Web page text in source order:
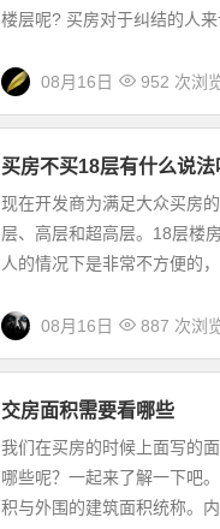
楼层呢? 买房对于纠结的人来
08月16日 952 次浏
买房不买18层有什么说法
现在开发商为满足大众买房
层、高层和超高层。18层楼
人的情况下是非常不方便的，
08月16日 887 次浏
交房面积需要看哪些
我们在买房的时候上面写的
哪些呢？一起来了解一下吧
积与外围的建筑面积统称。内